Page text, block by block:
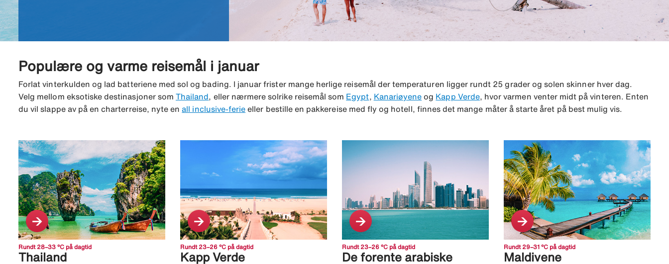
Populære og varme reisemål i januar
Forlat vinterkulden og lad batteriene med sol og bading. I januar frister mange herlige reisemål der temperaturen ligger rundt 25 grader og solen skinner hver dag.
Velg mellom eksotiske destinasjoner som Thailand, eller nærmere solrike reisemål som Egypt, Kanariøyene og Kapp Verde, hvor varmen venter midt på vinteren. Enten
du vil slappe av på en charterreise, nyte enall inclusive-ferie eller bestille en pakkereise med fly og hotell, finnes det mange måter å starte året på best mulig vis.
Rundt 28–33 °C på dagtid
Thailand
Rundt 23–26 °C på dagtid
Kapp Verde
Rundt 23–26 °C på dagtid
De forente arabiske
Rundt 29–31 °C på dagtid
Maldivene